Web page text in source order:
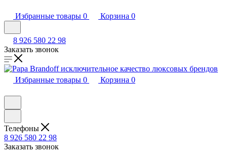
Избранные товары 0 Корзина 0
8 926 580 22 98
Заказать звонок
Избранные товары 0 Корзина 0
Телефоны
8 926 580 22 98
Заказать звонок